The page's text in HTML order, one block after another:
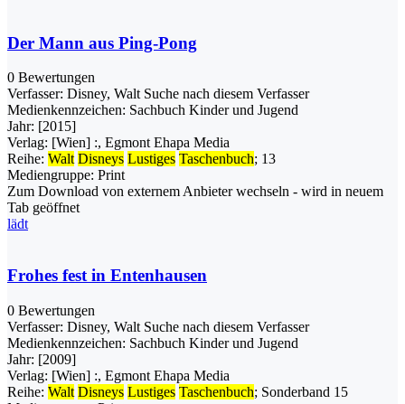
Der Mann aus Ping-Pong
0 Bewertungen
Verfasser: Disney, Walt Suche nach diesem Verfasser
Medienkennzeichen: Sachbuch Kinder und Jugend
Jahr: [2015]
Verlag: [Wien] :, Egmont Ehapa Media
Reihe: Walt Disneys Lustiges Taschenbuch; 13
Mediengruppe: Print
Zum Download von externem Anbieter wechseln - wird in neuem
Tab geöffnet
lädt
Frohes fest in Entenhausen
0 Bewertungen
Verfasser: Disney, Walt Suche nach diesem Verfasser
Medienkennzeichen: Sachbuch Kinder und Jugend
Jahr: [2009]
Verlag: [Wien] :, Egmont Ehapa Media
Reihe: Walt Disneys Lustiges Taschenbuch; Sonderband 15